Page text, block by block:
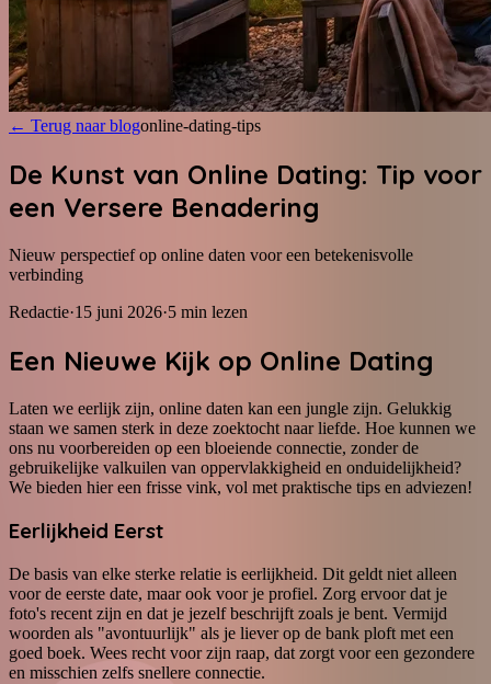
← Terug naar blogonline-dating-tips
De Kunst van Online Dating: Tip voor
een Versere Benadering
Nieuw perspectief op online daten voor een betekenisvolle
verbinding
Redactie·15 juni 2026·5 min lezen
Een Nieuwe Kijk op Online Dating
Laten we eerlijk zijn, online daten kan een jungle zijn. Gelukkig
staan we samen sterk in deze zoektocht naar liefde. Hoe kunnen we
ons nu voorbereiden op een bloeiende connectie, zonder de
gebruikelijke valkuilen van oppervlakkigheid en onduidelijkheid?
We bieden hier een frisse vink, vol met praktische tips en adviezen!
Eerlijkheid Eerst
De basis van elke sterke relatie is eerlijkheid. Dit geldt niet alleen
voor de eerste date, maar ook voor je profiel. Zorg ervoor dat je
foto's recent zijn en dat je jezelf beschrijft zoals je bent. Vermijd
woorden als "avontuurlijk" als je liever op de bank ploft met een
goed boek. Wees recht voor zijn raap, dat zorgt voor een gezondere
en misschien zelfs snellere connectie.